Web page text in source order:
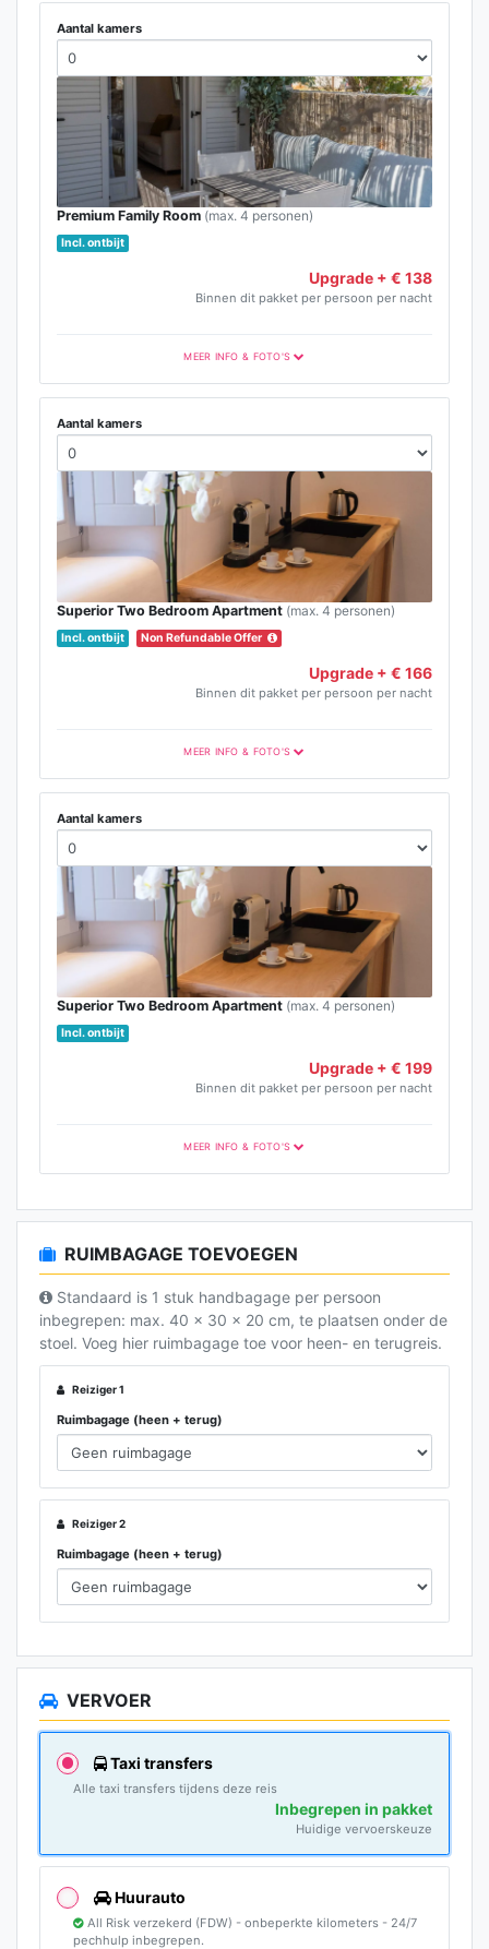
Premium Categorie
Aantal kamers
Premium Family Room (max. 4 personen)
Incl. ontbijt
Upgrade + € 138
Binnen dit pakket per persoon per nacht
MEER INFO & FOTO'S
Premium Categorie
Aantal kamers
Superior Two Bedroom Apartment (max. 4 personen)
Incl. ontbijt Non Refundable Offer
Upgrade + € 166
Binnen dit pakket per persoon per nacht
MEER INFO & FOTO'S
Aantal kamers
Superior Two Bedroom Apartment (max. 4 personen)
Incl. ontbijt
Upgrade + € 199
Binnen dit pakket per persoon per nacht
MEER INFO & FOTO'S
RUIMBAGAGE TOEVOEGEN
Standaard is 1 stuk handbagage per persoon
inbegrepen: max. 40 x 30 x 20 cm, te plaatsen onder de
stoel. Voeg hier ruimbagage toe voor heen- en terugreis.
Reiziger 1
Ruimbagage (heen + terug)
Reiziger 2
Ruimbagage (heen + terug)
VERVOER
Taxi transfers
Alle taxi transfers tijdens deze reis
Inbegrepen in pakket
Huidige vervoerskeuze
Huurauto
All Risk verzekerd (FDW) - onbeperkte kilometers - 24/7
pechhulp inbegrepen.